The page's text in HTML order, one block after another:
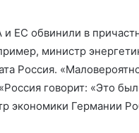
ЕС обвинили в
министр
Россия.
говорит: «Это
экономики Германии